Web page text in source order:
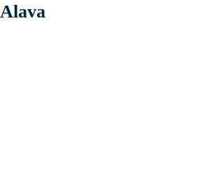
Alava